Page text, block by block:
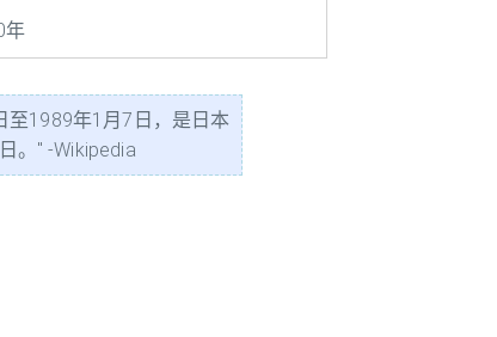
年
至1989年1月7日，是日本
。" -Wikipedia